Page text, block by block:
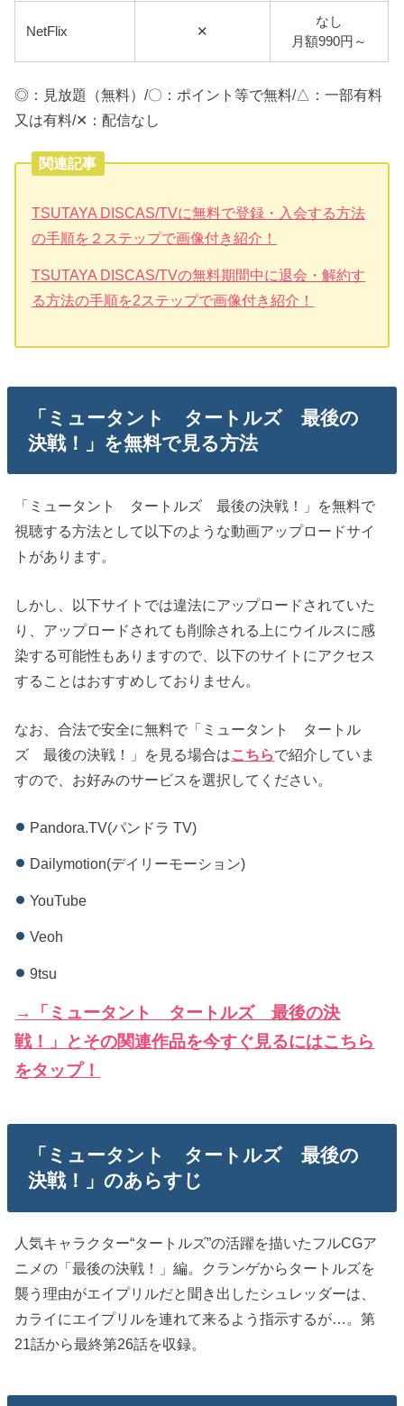
NetFlix ✕
なし
月額990円～
◎：見放題（無料）/〇：ポイント等で無料/△：一部有料
又は有料/✕：配信なし
関連記事
TSUTAYA DISCAS/TVに無料で登録・入会する方法
の手順を２ステップで画像付き紹介！
TSUTAYA DISCAS/TVの無料期間中に退会・解約す
る方法の手順を2ステップで画像付き紹介！
「ミュータント タートルズ 最後の
決戦！」を無料で見る方法
「ミュータント タートルズ 最後の決戦！」を無料で
視聴する方法として以下のような動画アップロードサイ
トがあります。
しかし、以下サイトでは違法にアップロードされていた
り、アップロードされても削除される上にウイルスに感
染する可能性もありますので、以下のサイトにアクセス
することはおすすめしておりません。
なお、合法で安全に無料で「ミュータント タートル
ズ 最後の決戦！」を見る場合はこちらで紹介していま
すので、お好みのサービスを選択してください。
Pandora.TV(パンドラ TV)
Dailymotion(デイリーモーション)
YouTube
Veoh
9tsu
→「ミュータント タートルズ 最後の決
戦！」とその関連作品を今すぐ見るにはこちら
をタップ！
「ミュータント タートルズ 最後の
決戦！」のあらすじ
人気キャラクター“タートルズ”の活躍を描いたフルCGア
ニメの「最後の決戦！」編。クランゲからタートルズを
襲う理由がエイプリルだと聞き出したシュレッダーは、
カライにエイプリルを連れて来るよう指示するが…。第
21話から最終第26話を収録。